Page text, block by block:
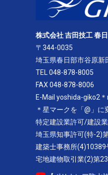
株式会社 吉田技工 春
〒344-0035
埼玉県春日部市谷原新
TEL 048-878-8005
FAX 048-878-8006
E-Mail yoshida-giko2
＊星マークを「@」に
特定建設業許可/建設
埼玉県知事許可(特-2)
建築士事務所(4)10389
宅地建物取引業(2)第